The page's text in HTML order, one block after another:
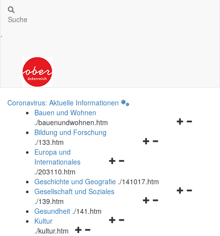
Suche
.
Coronavirus: Aktuelle Informationen
Bauen und Wohnen
./bauenundwohnen.htm
Navigationsmenü
Bildung und Forschung
./133.htm
Navigationsmenü
und
schließen
Europa und
Internationales
./203110.htm
Geschichte und Geografie ./141017.htm
Navigationsmenü
Gesellschaft und Soziales
./139.htm
Navigationsmenü
Gesundheit ./141.htm
Navigationsmenü
Kultur
./kultur.htm